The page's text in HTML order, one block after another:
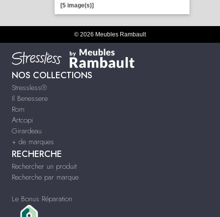
[5 image(s)]
© 2026 Meubles Rambault
NOS COLLECTIONS
Stressless®
Il Benessere
Rom
Artcopi
Girardeau
+ de marques
RECHERCHE
Rechercher un produit
Recherche par marque
Le Bonus Réparation